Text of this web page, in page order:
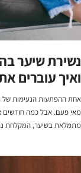
נשירת שיער
ואיך עוברים
אחת ההפתעות הנעימות של
מאי פעם. אבל כמה חודשים
מתמלאת בשיער, המקלחת